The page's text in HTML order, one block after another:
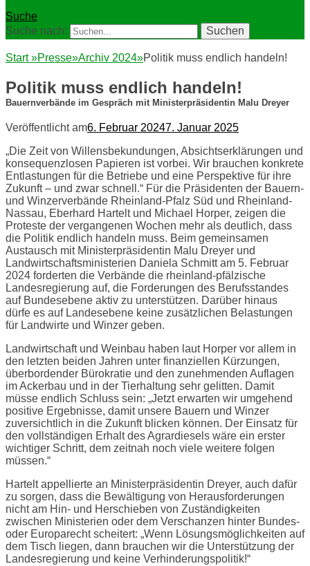
Suche
Suche nach:
Start»Presse»Archiv 2024»Politik muss endlich handeln!
Politik muss endlich handeln!
Bauernverbände im Gespräch mit Ministerpräsidentin Malu Dreyer
Veröffentlicht am6. Februar 20247. Januar 2025
„Die Zeit von Willensbekundungen, Absichtserklärungen und
konsequenzlosen Papieren ist vorbei. Wir brauchen konkrete
Entlastungen für die Betriebe und eine Perspektive für ihre
Zukunft – und zwar schnell.“ Für die Präsidenten der Bauern-
und Winzerverbände Rheinland-Pfalz Süd und Rheinland-
Nassau, Eberhard Hartelt und Michael Horper, zeigen die
Proteste der vergangenen Wochen mehr als deutlich, dass
die Politik endlich handeln muss. Beim gemeinsamen
Austausch mit Ministerpräsidentin Malu Dreyer und
Landwirtschaftsministerien Daniela Schmitt am 5. Februar
2024 forderten die Verbände die rheinland-pfälzische
Landesregierung auf, die Forderungen des Berufsstandes
auf Bundesebene aktiv zu unterstützen. Darüber hinaus
dürfe es auf Landesebene keine zusätzlichen Belastungen
für Landwirte und Winzer geben.
Landwirtschaft und Weinbau haben laut Horper vor allem in
den letzten beiden Jahren unter finanziellen Kürzungen,
überbordender Bürokratie und den zunehmenden Auflagen
im Ackerbau und in der Tierhaltung sehr gelitten. Damit
müsse endlich Schluss sein: „Jetzt erwarten wir umgehend
positive Ergebnisse, damit unsere Bauern und Winzer
zuversichtlich in die Zukunft blicken können. Der Einsatz für
den vollständigen Erhalt des Agrardiesels wäre ein erster
wichtiger Schritt, dem zeitnah noch viele weitere folgen
müssen.“
Hartelt appellierte an Ministerpräsidentin Dreyer, auch dafür
zu sorgen, dass die Bewältigung von Herausforderungen
nicht am Hin- und Herschieben von Zuständigkeiten
zwischen Ministerien oder dem Verschanzen hinter Bundes-
oder Europarecht scheitert: „Wenn Lösungsmöglichkeiten auf
dem Tisch liegen, dann brauchen wir die Unterstützung der
Landesregierung und keine Verhinderungspolitik!“